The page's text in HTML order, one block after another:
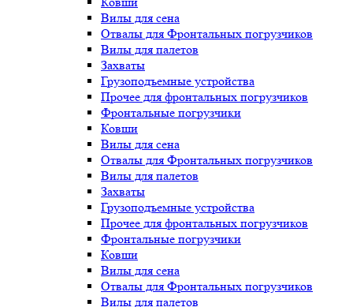
Вилы для сена
Отвалы для Фронтальных погрузчиков
Вилы для палетов
Захваты
Грузоподъемные устройства
Прочее для фронтальных погрузчиков
Фронтальные погрузчики
Ковши
Вилы для сена
Отвалы для Фронтальных погрузчиков
Вилы для палетов
Захваты
Грузоподъемные устройства
Прочее для фронтальных погрузчиков
Фронтальные погрузчики
Ковши
Вилы для сена
Отвалы для Фронтальных погрузчиков
Вилы для палетов